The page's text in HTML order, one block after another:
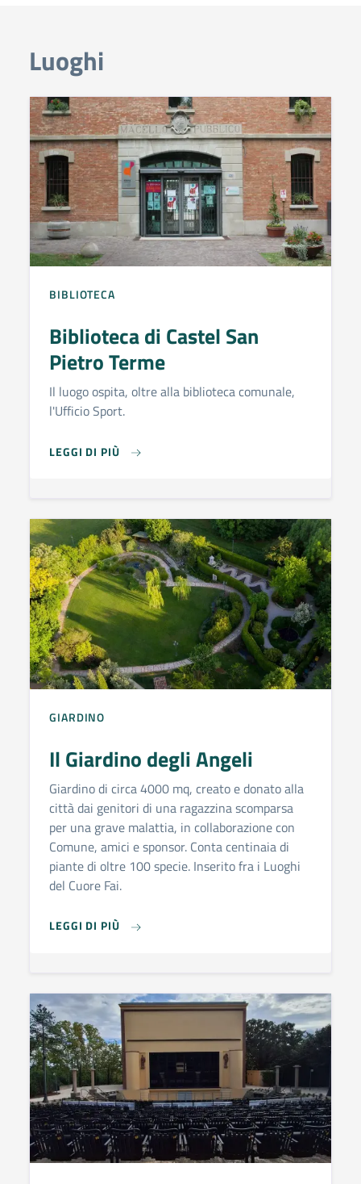
Luoghi
BIBLIOTECA
Biblioteca di Castel San
Pietro Terme
Il luogo ospita, oltre alla biblioteca comunale,
l'Ufficio Sport.
LEGGI DI PIÙ BIBLIOTECA DI CASTEL SAN PIETRO TERME
GIARDINO
Il Giardino degli Angeli
Giardino di circa 4000 mq, creato e donato alla
città dai genitori di una ragazzina scomparsa
per una grave malattia, in collaborazione con
Comune, amici e sponsor. Conta centinaia di
piante di oltre 100 specie. Inserito fra i Luoghi
del Cuore Fai.
LEGGI DI PIÙ IL GIARDINO DEGLI ANGELI